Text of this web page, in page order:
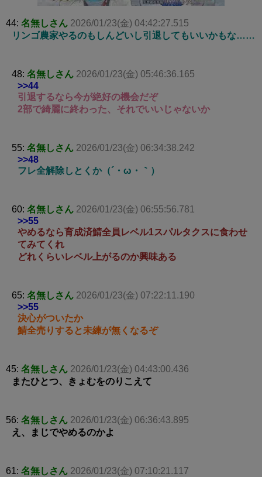
44: 名無しさん 2026/01/23(金) 04:42:27.515
リンゴ農家やるのもしんどいし引退してもいいかもな……
48: 名無しさん 2026/01/23(金) 05:46:36.165
>>44
引退するなら今が絶好の機会だぞ
2部で綺麗に終わった、それでいいじゃないか
55: 名無しさん 2026/01/23(金) 06:34:38.242
>>48
フレ全解除しとくか（´・ω・｀）
60: 名無しさん 2026/01/23(金) 06:55:56.781
>>55
やめるなら育成済鯖全員レベル1スパルタクスに食わせ
てみてくれ
どれくらいレベル上がるのか興味ある
65: 名無しさん 2026/01/23(金) 07:22:11.190
>>55
決心がついたか
鯖全売りすると未練が無くなるぞ
45: 名無しさん 2026/01/23(金) 04:43:00.436
またひとつ、きょむをのりこえて
56: 名無しさん 2026/01/23(金) 06:36:43.895
え、まじでやめるのかよ
61: 名無しさん 2026/01/23(金) 07:10:21.117